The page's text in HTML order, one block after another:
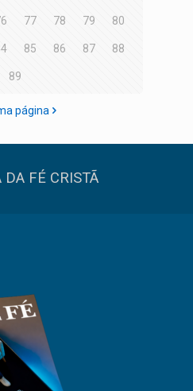
77 78 79 80
85 86 87 88
89
página
DA FÉ CRISTÃ